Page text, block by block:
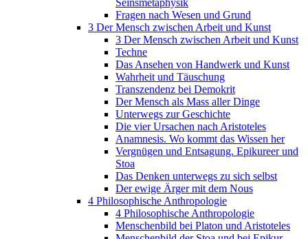
Seinsmetaphysik
Fragen nach Wesen und Grund
3 Der Mensch zwischen Arbeit und Kunst
3 Der Mensch zwischen Arbeit und Kunst
Techne
Das Ansehen von Handwerk und Kunst
Wahrheit und Täuschung
Transzendenz bei Demokrit
Der Mensch als Mass aller Dinge
Unterwegs zur Geschichte
Die vier Ursachen nach Aristoteles
Anamnesis. Wo kommt das Wissen her
Vergnügen und Entsagung. Epikureer und
Stoa
Das Denken unterwegs zu sich selbst
Der ewige Ärger mit dem Nous
4 Philosophische Anthropologie
4 Philosophische Anthropologie
Menschenbild bei Platon und Aristoteles